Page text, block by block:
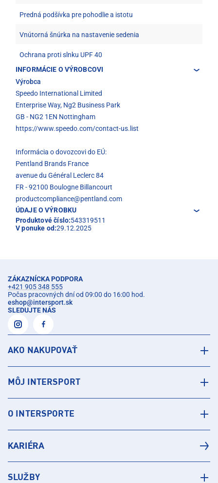
Predná podšívka pre pohodlie a istotu
Vnútorná šnúrka na nastavenie sedenia
Ochrana proti slnku UPF 40
INFORMÁCIE O VÝROBCOVI
Výrobca
Speedo International Limited
Enterprise Way, Ng2 Business Park
GB - NG2 1EN Nottingham
https://www.speedo.com/contact-us.list
Informácia o dovozcovi do EÚ:
Pentland Brands France
avenue du Général Leclerc 84
FR - 92100 Boulogne Billancourt
productcompliance@pentland.com
ÚDAJE O VÝROBKU
Produktové číslo:543319511
V ponuke od:29.12.2025
ZÁKAZNÍCKA PODPORA
+421 905 348 555
Počas pracovných dní od 09:00 do 16:00 hod.
eshop@intersport.sk
SLEDUJTE NÁS
AKO NAKUPOVAŤ
MÔJ INTERSPORT
O INTERSPORTE
KARIÉRA
SLUŽBY